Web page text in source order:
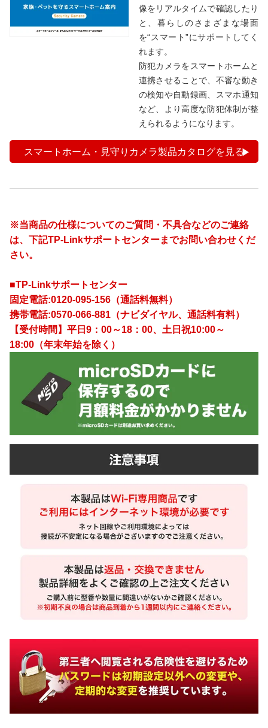
像をリアルタイムで確認したり
と、暮らしのさまざまな場面
を“スマート”にサポートしてく
れます。
防犯カメラをスマートホームと
連携させることで、不審な動き
の検知や自動録画、スマホ通知
など、より高度な防犯体制が整
えられるようになります。
スマートホーム・見守りカメラ製品カタログを見る
※当商品の仕様についてのご質問・不具合などのご連絡
は、下記TP-Linkサポートセンターまでお問い合わせくだ
さい。
■TP-Linkサポートセンター
固定電話:0120-095-156（通話料無料）
携帯電話:0570-066-881（ナビダイヤル、通話料有料）
【受付時間】平日9：00～18：00、土日祝10:00～
18:00（年末年始を除く）